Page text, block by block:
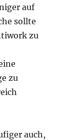
auf
sollte
zu
zu
auch,